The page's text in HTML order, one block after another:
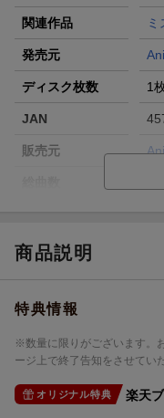
関連作品
発売元
ディスク枚数 1
JAN
販売元
品番
商品説明
特典情報
※数量に限りがございます。
ージ上で終了告知をさせてい
オリジナル特典 楽天